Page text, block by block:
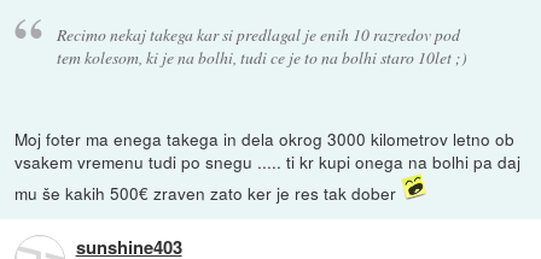
Recimo nekaj takega kar si predlagal je enih 10 razredov pod
tem kolesom, ki je na bolhi, tudi ce je to na bolhi staro 10let ;)
Moj foter ma enega takega in dela okrog 3000 kilometrov letno ob
vsakem vremenu tudi po snegu ..... ti kr kupi onega na bolhi pa daj
mu še kakih 500€ zraven zato ker je res tak dober
sunshine403